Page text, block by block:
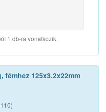
1 db-ra vonatkozik.
125x3.2x22mm